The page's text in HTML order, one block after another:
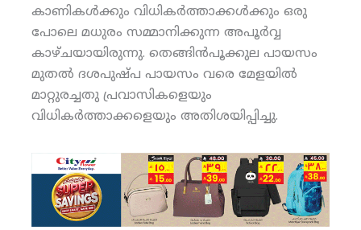
കാണികള്‍ക്കും വിധികര്‍ത്താക്കള്‍ക്കും ഒരു
പോലെ മധുരം സമ്മാനിക്കുന്ന അപൂര്‍വ്വ
കാഴ്ചയായിരുന്നു. തെങ്ങിന്‍പൂക്കുല പായസം
മുതല്‍ ദശപുഷ്പ പായസം വരെ മേളയില്‍
മാറ്റുരച്ചതു പ്രവാസികളെയും
വിധികര്‍ത്താക്കളെയും അതിശയിപ്പിച്ചു.